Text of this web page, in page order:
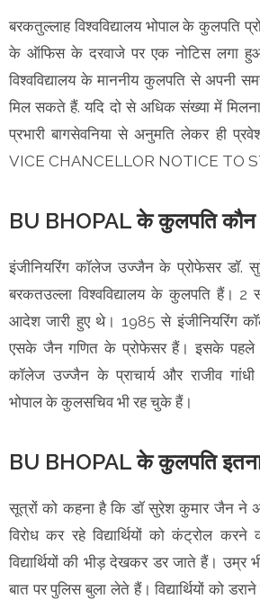
बरकतुल्लाह विश्वविद्यालय भोपाल के कुलपति
के ऑफिस के दरवाजे पर एक नोटिस लगा
विश्वविद्यालय के माननीय कुलपति से अपनी
मिल सकते हैं. यदि दो से अधिक संख्या में
प्रभारी बागसेवनिया से अनुमति लेकर ही
VICE CHANCELLOR NOTICE TO
BU BHOPAL के कुलपति कौन
इंजीनियरिंग कॉलेज उज्जैन के प्रोफेसर डॉ.
बरकतउल्ला विश्वविद्यालय के कुलपति हैं। 2
आदेश जारी हुए थे। 1985 से इंजीनियरिंग
एसके जैन गणित के प्रोफेसर हैं। इसके पहले
कॉलेज उज्जैन के प्राचार्य और राजीव गांधी
भोपाल के कुलसचिव भी रह चुके हैं।
BU BHOPAL के कुलपति
सूत्रों को कहना है कि डॉ सुरेश कुमार जैन ने
विरोध कर रहे विद्यार्थियों को कंट्रोल
विद्यार्थियों की भीड़ देखकर डर जाते हैं। उम्र
बात पर पुलिस बुला लेते हैं। विद्यार्थियों को